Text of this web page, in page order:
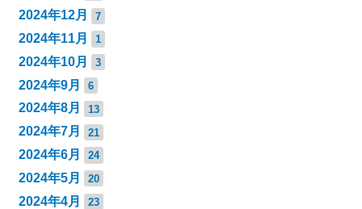
2024年12月 7
2024年11月 1
2024年10月 3
2024年9月 6
2024年8月 13
2024年7月 21
2024年6月 24
2024年5月 20
2024年4月 23